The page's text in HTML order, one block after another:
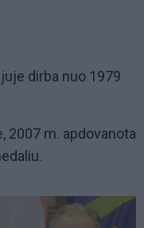
dirba nuo 1979
2007 m. apdovanota